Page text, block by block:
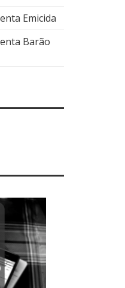
Emicida
Barão